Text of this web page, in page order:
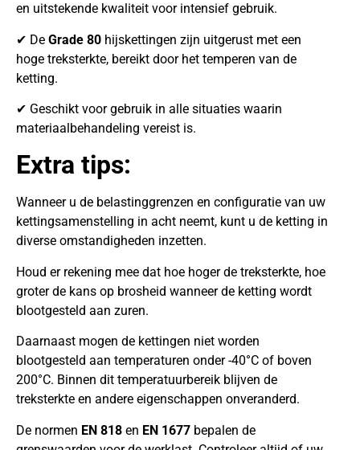
en uitstekende kwaliteit voor intensief gebruik.
✔ De Grade 80 hijskettingen zijn uitgerust met een
hoge treksterkte, bereikt door het temperen van de
ketting.
✔ Geschikt voor gebruik in alle situaties waarin
materiaalbehandeling vereist is.
Extra tips:
Wanneer u de belastinggrenzen en configuratie van uw
kettingsamenstelling in acht neemt, kunt u de ketting in
diverse omstandigheden inzetten.
Houd er rekening mee dat hoe hoger de treksterkte, hoe
groter de kans op brosheid wanneer de ketting wordt
blootgesteld aan zuren.
Daarnaast mogen de kettingen niet worden
blootgesteld aan temperaturen onder -40°C of boven
200°C. Binnen dit temperatuurbereik blijven de
treksterkte en andere eigenschappen onveranderd.
De normen EN 818 en EN 1677 bepalen de